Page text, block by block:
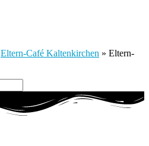
Eltern-Café Kaltenkirchen » Eltern-